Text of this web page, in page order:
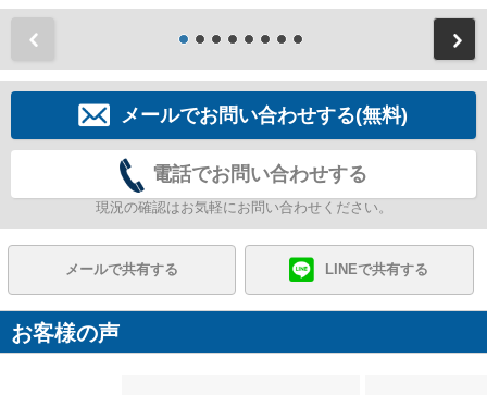
メールでお問い合わせする(無料)
電話でお問い合わせする
現況の確認はお気軽にお問い合わせください。
メールで共有する LINEで共有する
お客様の声